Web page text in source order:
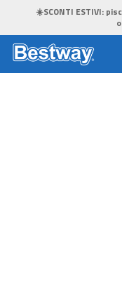
☀️SCONTI ESTIVI: